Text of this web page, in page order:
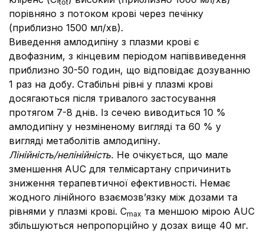
tot
порівняно з потоком крові через печінку
(приблизно 1500 мл/хв).
Виведення амлодипіну з плазми крові є
двофазним, з кінцевим періодом напіввиведення
приблизно 30-50 годин, що відповідає дозуванню
1 раз на добу. Стабільні рівні у плазмі крові
досягаються після тривалого застосування
протягом 7-8 днів. Із сечею виводиться 10 %
амлодипіну у незміненому вигляді та 60 % у
вигляді метаболітів амлодипіну.
Лінійність/нелінійність. Не очікується, що мале
зменшення AUC для телмісартану спричинить
зниження терапевтичної ефективності. Немає
жодного лінійного взаємозв’язку між дозами та
рівнями у плазмі крові. Cmax та меншою мірою AUC
збільшуються непропорційно у дозах вище 40 мг.